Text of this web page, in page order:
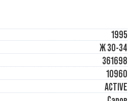
1995
Ж 30-34
361698
10960
ACTIVE